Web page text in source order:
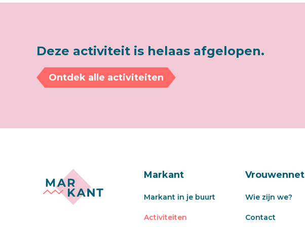
Deze activiteit is helaas afgelopen.
Ontdek alle activiteiten
Markant
Markant in je buurt
Activiteiten
Vrouwennet
Wie zijn we?
Contact